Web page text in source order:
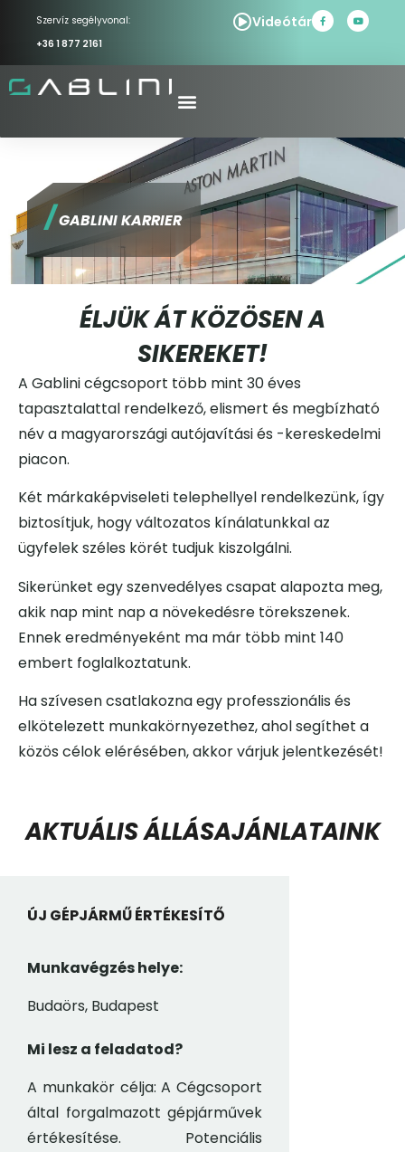
Szervíz segélyvonal:
+36 1 877 2161
Videótár
/GABLINI KARRIER
ÉLJÜK ÁT KÖZÖSEN A
SIKEREKET!
A Gablini cégcsoport több mint 30 éves
tapasztalattal rendelkező, elismert és megbízható
név a magyarországi autójavítási és -kereskedelmi
piacon.
Két márkaképviseleti telephellyel rendelkezünk, így
biztosítjuk, hogy változatos kínálatunkkal az
ügyfelek széles körét tudjuk kiszolgálni.
Sikerünket egy szenvedélyes csapat alapozta meg,
akik nap mint nap a növekedésre törekszenek.
Ennek eredményeként ma már több mint 140
embert foglalkoztatunk.
Ha szívesen csatlakozna egy professzionális és
elkötelezett munkakörnyezethez, ahol segíthet a
közös célok elérésében, akkor várjuk jelentkezését!
AKTUÁLIS ÁLLÁSAJÁNLATAINK
ÚJ GÉPJÁRMŰ ÉRTÉKESÍTŐ
Munkavégzés helye:
Budaörs, Budapest
Mi lesz a feladatod?
A munkakör célja: A Cégcsoport
által forgalmazott gépjárművek
értékesítése. Potenciális